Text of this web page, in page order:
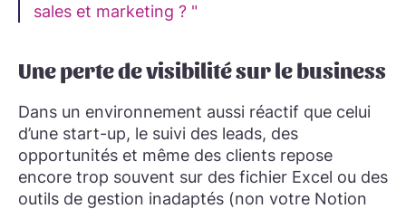
sales et marketing ? "
Une perte de visibilité sur le business
Dans un environnement aussi réactif que celui
d’une start-up, le suivi des leads, des
opportunités et même des clients repose
encore trop souvent sur des fichier Excel ou des
outils de gestion inadaptés (non votre Notion